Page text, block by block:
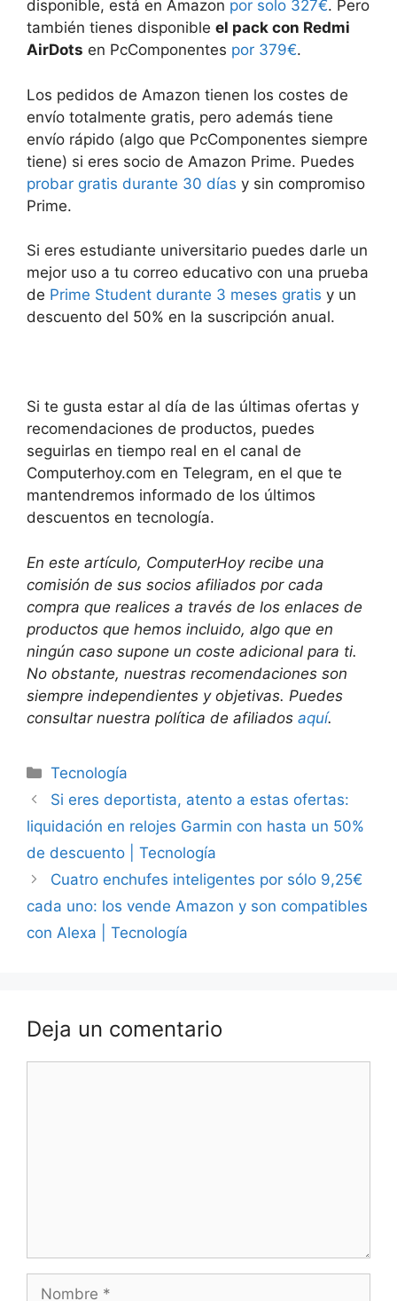
disponible, está en Amazon por solo 327€. Pero
también tienes disponible el pack con Redmi
AirDots en PcComponentes por 379€.
Los pedidos de Amazon tienen los costes de
envío totalmente gratis, pero además tiene
envío rápido (algo que PcComponentes siempre
tiene) si eres socio de Amazon Prime. Puedes
probar gratis durante 30 días y sin compromiso
Prime.
Si eres estudiante universitario puedes darle un
mejor uso a tu correo educativo con una prueba
de Prime Student durante 3 meses gratis y un
descuento del 50% en la suscripción anual.
Si te gusta estar al día de las últimas ofertas y
recomendaciones de productos, puedes
seguirlas en tiempo real en el canal de
Computerhoy.com en Telegram, en el que te
mantendremos informado de los últimos
descuentos en tecnología.
En este artículo, ComputerHoy recibe una
comisión de sus socios afiliados por cada
compra que realices a través de los enlaces de
productos que hemos incluido, algo que en
ningún caso supone un coste adicional para ti.
No obstante, nuestras recomendaciones son
siempre independientes y objetivas. Puedes
consultar nuestra política de afiliados aquí.
Categorías
Tecnología
Si eres deportista, atento a estas ofertas:
liquidación en relojes Garmin con hasta un 50%
de descuento | Tecnología
Cuatro enchufes inteligentes por sólo 9,25€
cada uno: los vende Amazon y son compatibles
con Alexa | Tecnología
Deja un comentario